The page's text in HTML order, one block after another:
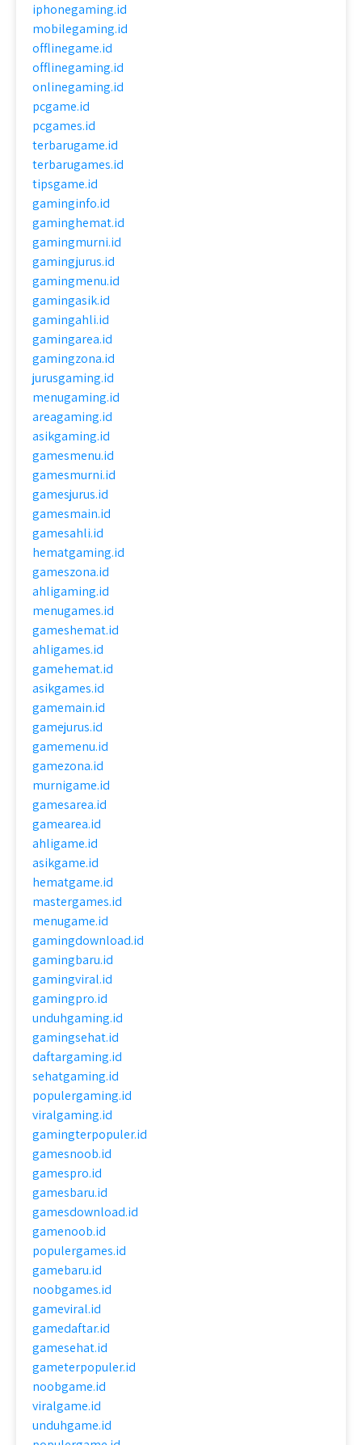
iphonegaming.id
mobilegaming.id
offlinegame.id
offlinegaming.id
onlinegaming.id
pcgame.id
pcgames.id
terbarugame.id
terbarugames.id
tipsgame.id
gaminginfo.id
gaminghemat.id
gamingmurni.id
gamingjurus.id
gamingmenu.id
gamingasik.id
gamingahli.id
gamingarea.id
gamingzona.id
jurusgaming.id
menugaming.id
areagaming.id
asikgaming.id
gamesmenu.id
gamesmurni.id
gamesjurus.id
gamesmain.id
gamesahli.id
hematgaming.id
gameszona.id
ahligaming.id
menugames.id
gameshemat.id
ahligames.id
gamehemat.id
asikgames.id
gamemain.id
gamejurus.id
gamemenu.id
gamezona.id
murnigame.id
gamesarea.id
gamearea.id
ahligame.id
asikgame.id
hematgame.id
mastergames.id
menugame.id
gamingdownload.id
gamingbaru.id
gamingviral.id
gamingpro.id
unduhgaming.id
gamingsehat.id
daftargaming.id
sehatgaming.id
populergaming.id
viralgaming.id
gamingterpopuler.id
gamesnoob.id
gamespro.id
gamesbaru.id
gamesdownload.id
gamenoob.id
populergames.id
gamebaru.id
noobgames.id
gameviral.id
gamedaftar.id
gamesehat.id
gameterpopuler.id
noobgame.id
viralgame.id
unduhgame.id